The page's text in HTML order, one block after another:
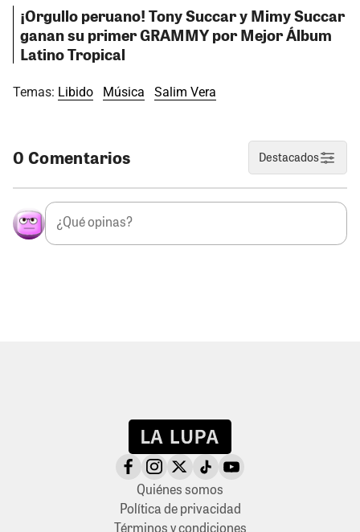
¡Orgullo peruano! Tony Succar y Mimy Succar
ganan su primer GRAMMY por Mejor Álbum
Latino Tropical
Temas: Libido Música Salim Vera
0 Comentarios Destacados
Quiénes somos
Política de privacidad
Términos y condiciones